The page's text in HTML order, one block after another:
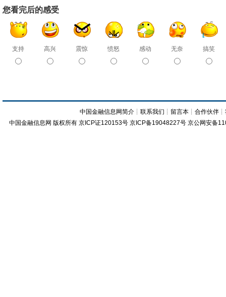
您看完后的感受
支持 高兴 震惊 愤怒 感动 无奈 搞笑
中国金融信息网简介 ┊联系我们 ┊ 留言本 ┊合作伙伴 ┊
中国金融信息网 版权所有 京ICP证120153号 京ICP备19048227号 京公网安备